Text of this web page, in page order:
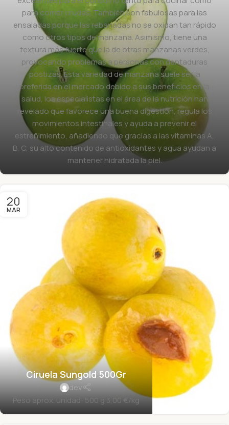
para comer crudas. También son fabulosas para las
ensaladas porque las rebanadas no se oxidan tan rápido
como otros tipos de manzana. Asimismo, tiene una
textura más fuerte que la de otras manzanas verdes,
provocando problemas a personas con dentaduras
postizas. Esta variedad de manzana suele ser la
preferida en el mercado debido a sus beneficios en la
salud, los especialistas en el área de la nutrición han
revelado que favorece una buena digestión, regula los
movimientos intestinales y ayuda a prevenir el
estreñimiento, añadiendo que gracias a las vitaminas A,
B, C, su alto contenido de antioxidantes y agua ayudan a
mantener hidratada la piel.
20
MAR
Ciruela Sungold 500Gr
dev
Peso aprox. unidad: 500 g 3,00 €/kg